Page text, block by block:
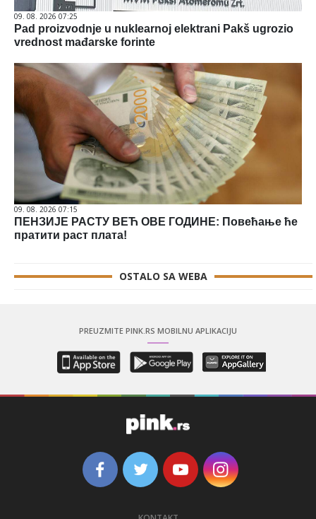
09. 08. 2026 07:25
Pad proizvodnje u nuklearnoj elektrani Pakš ugrozio
vrednost mađarske forinte
09. 08. 2026 07:15
ПЕНЗИЈЕ РАСТУ ВЕЋ ОВЕ ГОДИНЕ: Повећање ће
пратити раст плата!
OSTALO SA WEBA
PREUZMITE PINK.RS MOBILNU APLIKACIJU